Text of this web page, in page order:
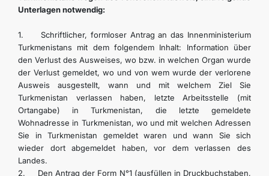
TURKMENISTAN
KONSULAR ABTEILUNG
INVESTITIONEN IN TURKMENISTAN
KONTAKT
Unterlagen notwendig:
1. Schriftlicher, formloser Antrag an das Innenministerium
Turkmenistans mit dem folgendem Inhalt: Information über
den Verlust des Ausweises, wo bzw. in welchen Organ wurde
der Verlust gemeldet, wo und von wem wurde der verlorene
Ausweis ausgestellt, wann und mit welchem Ziel Sie
Turkmenistan verlassen haben, letzte Arbeitsstelle (mit
Ortangabe) in Turkmenistan, die letzte gemeldete
Wohnadresse in Turkmenistan, wo und mit welchen Adressen
Sie in Turkmenistan gemeldet waren und wann Sie sich
wieder dort abgemeldet haben, vor dem verlassen des
Landes.
2. Den Antrag der Form N°1 (ausfüllen in Druckbuchstaben,